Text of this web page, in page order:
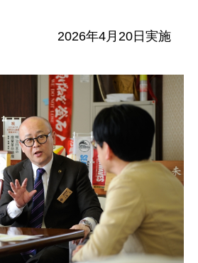
2026年4月20日実施